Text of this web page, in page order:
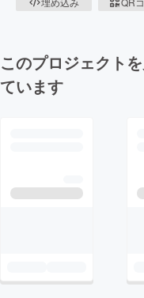
このプロジェクト
ています